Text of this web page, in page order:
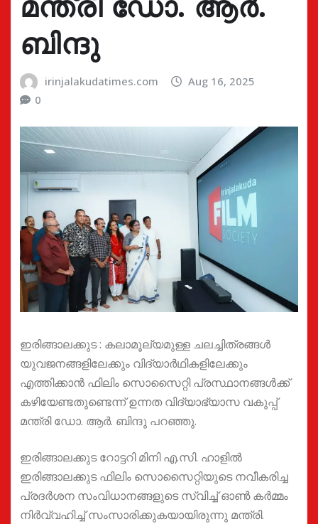
ബിന്ദു
irinjalakudatimes.com
Aug 16, 2025
0
ഇരിങ്ങാലക്കുട : കലാമൂല്യമുള്ള ചലച്ചിത്രങ്ങൾ
യുവജനങ്ങളിലേക്കും വിദ്യാർഥികളിലേക്കും
എത്തിക്കാൻ ഫിലിം സൊസൈറ്റി പ്രസ്ഥാനങ്ങൾക്ക്
കഴിയേണ്ടതുണ്ടെന്ന് ഉന്നത വിദ്യാഭ്യാസ വകുപ്പ്
മന്ത്രി ഡോ. ആർ. ബിന്ദു പറഞ്ഞു.
ഇരിങ്ങാലക്കുട റോട്ടറി മിനി എ.സി. ഹാളിൽ
ഇരിങ്ങാലക്കുട ഫിലിം സൊസൈറ്റിയുടെ നവീകരിച്ച
പ്രദർശന സംവിധാനങ്ങളുടെ സ്വിച്ച് ഓൺ കർമ്മം
നിർവ്വഹിച്ച് സംസാരിക്കുകയായിരുന്നു മന്ത്രി.